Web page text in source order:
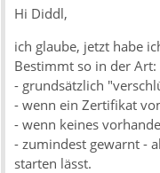
Hi Diddl,
ich glaube, jetzt habe
Bestimmt so in der Art:
- grundsätzlich
- wenn ein Zertifikat
- wenn keines
- zumindest gewarnt -
starten lässt.